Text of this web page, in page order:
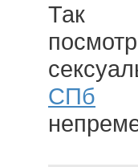
Так
СПб